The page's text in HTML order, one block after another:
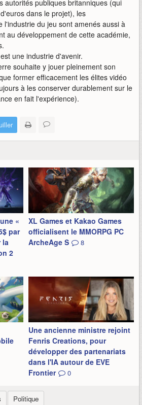
autorités publiques britanniques (qui
dans le projet), les
l'industrie du jeu sont amenés aussi à
au développement de cette académie,
une industrie d'avenir.
souhaite y jouer pleinement son
former efficacement les élites vidéo
à les conserver durablement sur le
en fait l'expérience).
«
par
la
2
XL Games et Kakao Games
officialisent le MMORPG PC
ArcheAge S
8
Une ancienne ministre rejoint
Fenris Creations, pour
développer des partenariats
dans l'IA autour de EVE
Frontier
0
Politique